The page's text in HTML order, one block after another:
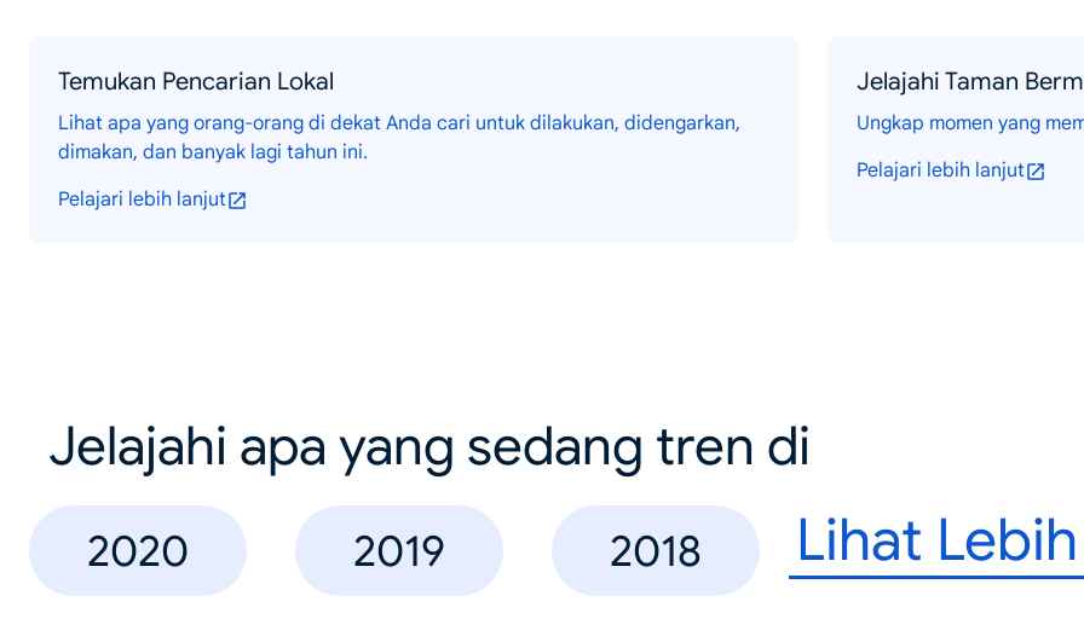
Temukan Pencarian Lokal
Lihat apa yang orang-orang di dekat Anda cari untuk dilakukan, didengarkan,
dimakan, dan banyak lagi tahun ini.
Pelajari lebih lanjut
Jelajahi Taman
Ungkap momen yang
Pelajari lebih lanjut
Jelajahi apa yang sedang tren di
2020 2019 2018 Lihat